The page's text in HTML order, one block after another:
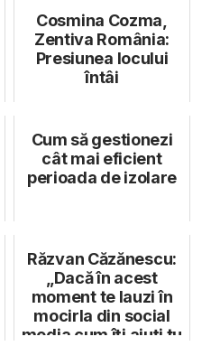
Cosmina Cozma,
Zentiva România:
Presiunea locului
întâi
Cum să gestionezi
cât mai eficient
perioada de izolare
Răzvan Căzănescu:
„Dacă în acest
moment te lauzi în
mocirla din social
media cum îți ajuți tu